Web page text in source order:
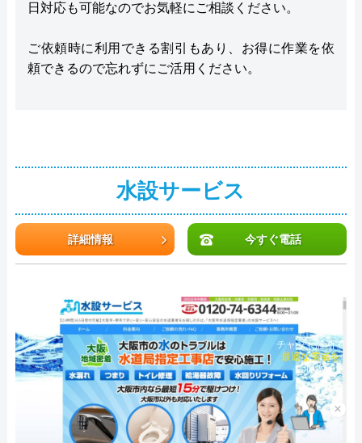
日対応も可能なのでお気軽にご相談ください。
ご依頼時に利用できる割引もあり、お得に作業を依
頼できるので忘れずにご活用ください。
水設サービス
詳細情報 今すぐ電話
×
チャット診断で
最適な業者を
ご提案